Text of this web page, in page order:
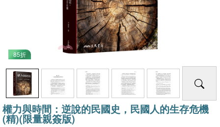
85折
權力與時間：逆說的民國史，民國人的生存危機
(精)(限量親簽版)